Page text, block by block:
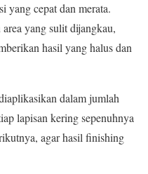
yang cepat dan merata.
yang sulit dijangkau,
hasil yang halus dan
dalam jumlah
lapisan kering sepenuhnya
agar hasil finishing